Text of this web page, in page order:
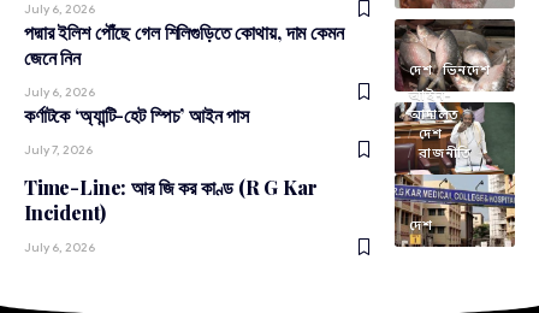
July 6, 2026
দেশ ভিনদেশ
পদ্মার ইলিশ পৌঁছে গেল শিলিগুড়িতে কোথায়, দাম কেমন
জেনে নিন
July 6, 2026
আইন-
আদালত
দেশ
রাজনীতি
কর্ণাটকে ‘অ্যান্টি-হেট স্পিচ’ আইন পাস
July 7, 2026
দেশ
Time-Line: আর জি কর কাণ্ড (R G Kar
Incident)
July 6, 2026